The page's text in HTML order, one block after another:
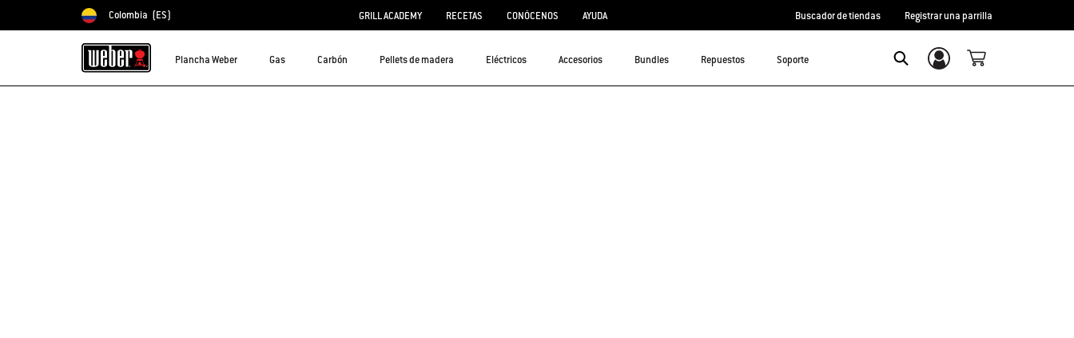
Elegir país
Colombia (ES) GRILL ACADEMY RECETAS CONÓCENOS AYUDA Buscador de tiendas Registrar una parrilla
Plancha Weber Gas Carbón Pellets de madera Eléctricos Accesorios Bundles Repuestos Soporte Inicio de sesión/registro